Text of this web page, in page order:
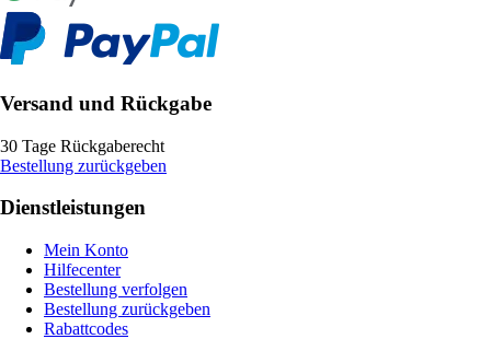
Versand und Rückgabe
30 Tage Rückgaberecht
Bestellung zurückgeben
Dienstleistungen
Mein Konto
Hilfecenter
Bestellung verfolgen
Bestellung zurückgeben
Rabattcodes